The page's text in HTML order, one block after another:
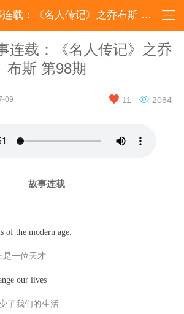
有声英语故事连载：《名人传记》之乔布斯 第98期_SPIIKER 
连载：《名人传记》之乔
布斯 第98期
 2084
 11
09
故事连载
of the modern age.
是一位天才
our lives
了我们的生活